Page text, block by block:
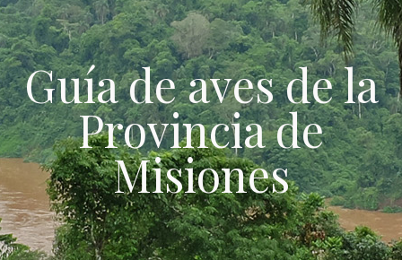
Skip to content
Guía de aves de la
Provincia de
Misiones